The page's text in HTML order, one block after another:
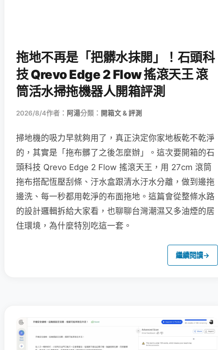
拖地不再是「把髒水抹開」！石頭科
技 Qrevo Edge 2 Flow 搖滾天王 滾
筒活水掃拖機器人開箱評測
2026/8/4作者： 阿湯分類： 開箱文 & 評測
掃地機的吸力早就夠用了，真正決定你家地板乾不乾淨
的，其實是「拖布髒了之後怎麼辦」。這次要開箱的石
頭科技 Qrevo Edge 2 Flow 搖滾天王，用 27cm 滾筒
拖布搭配恆壓刮條、汙水盒跟清水汙水分離，做到邊拖
邊洗、每一秒都用乾淨的布面拖地。這篇會從整條水路
的設計邏輯拆給大家看，也聊聊台灣潮濕又多油煙的居
住環境，為什麼特別吃這一套。
繼續閱讀→